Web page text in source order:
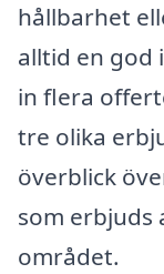
hållbarhet
alltid en god
in flera
tre olika
överblick
som erbjuds
området.